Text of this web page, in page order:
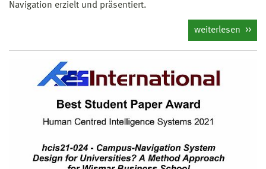
Navigation erzielt und präsentiert.
weiterlesen